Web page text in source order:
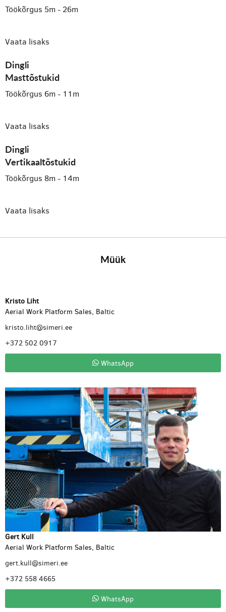
Töökõrgus 5m - 26m
Vaata lisaks
Dingli
Masttõstukid
Töökõrgus 6m - 11m
Vaata lisaks
Dingli
Vertikaaltõstukid
Töökõrgus 8m - 14m
Vaata lisaks
Müük
Kristo Liht
Aerial Work Platform Sales, Baltic
kristo.liht@simeri.ee
+372 502 0917
WhatsApp
Gert Kull
Aerial Work Platform Sales, Baltic
gert.kull@simeri.ee
+372 558 4665
WhatsApp